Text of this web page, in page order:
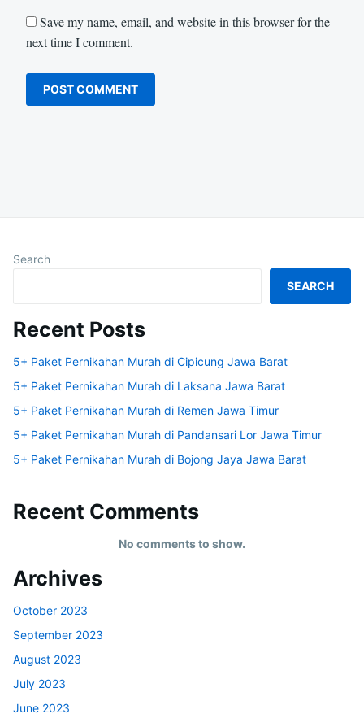
Save my name, email, and website in this browser for the
next time I comment.
Search
SEARCH
Recent Posts
5+ Paket Pernikahan Murah di Cipicung Jawa Barat
5+ Paket Pernikahan Murah di Laksana Jawa Barat
5+ Paket Pernikahan Murah di Remen Jawa Timur
5+ Paket Pernikahan Murah di Pandansari Lor Jawa Timur
5+ Paket Pernikahan Murah di Bojong Jaya Jawa Barat
Recent Comments
No comments to show.
Archives
October 2023
September 2023
August 2023
July 2023
June 2023